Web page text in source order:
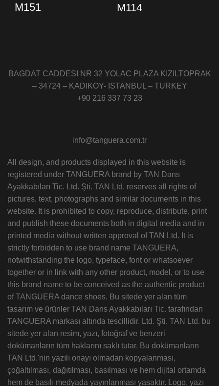
M151 M114
BAGDAT CADDESI NR 32 YOLAC PLAZA KIZILTOPRAK
– 34724 – KADIKOY- ISTANBUL – TURKEY
+90 216 337 73 23
info@tanguera.com.tr
All design, and products displayed in this website is
registered under TANGUERA brand by TAN Dans
Ayakkabıları Tic. Ltd. Şti. TAN Ltd. reserves all rights of
pictures, text, photographs and similar documents in this
website. It is prohibited to copy, reproduce, distribute, print
and publish these documents both in digital media and in
printed media without written approval of TAN Ltd. It is
strictly forbidden to use brand name TANGUERA,
notwithstanding the logo, typeface, font or whatsoever
together or in link with any other product, model, or to use
this brand name to be conceived as the authentic product
of TANGUERA dance shoes. Bu sitede yer alan tüm
tasarım ve ürünler TAN Dans Ayakkabıları Tic. tarafından
TANGUERA markası altında tescillidir. Ltd. Şti. TAN Ltd. bu
sitede yer alan resim, yazı, fotoğraf ve benzeri
dokümanların tüm haklarını saklı tutar. Bu dokümanların
TAN Ltd.'nin yazılı onayı olmadan kopyalanması,
çoğaltılması, dağıtılması, basılması ve hem dijital ortamda
hem de basılı medyada yayınlanması yasaktır. Logo, yazı